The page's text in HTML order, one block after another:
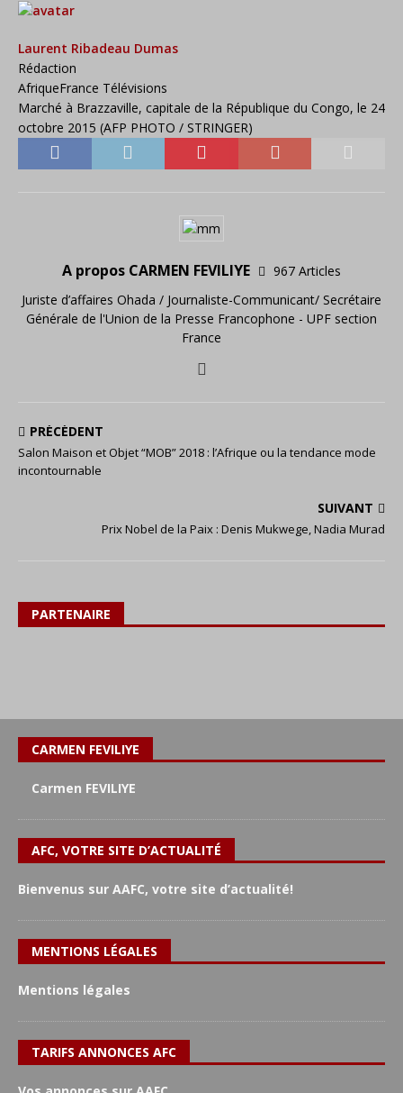
Laurent Ribadeau Dumas
Rédaction
AfriqueFrance Télévisions
Marché à Brazzaville, capitale de la République du Congo, le 24
octobre 2015 (AFP PHOTO / STRINGER)
A propos CARMEN FEVILIYE
967 Articles
Juriste d’affaires Ohada / Journaliste-Communicant/ Secrétaire
Générale de l'Union de la Presse Francophone - UPF section
France
PRÉCÉDENT
Salon Maison et Objet “MOB” 2018 : l’Afrique ou la tendance mode
incontournable
SUIVANT
Prix Nobel de la Paix : Denis Mukwege, Nadia Murad
PARTENAIRE
CARMEN FEVILIYE
Carmen FEVILIYE
AFC, VOTRE SITE D’ACTUALITÉ
Bienvenus sur AAFC, votre site d’actualité!
MENTIONS LÉGALES
Mentions légales
TARIFS ANNONCES AFC